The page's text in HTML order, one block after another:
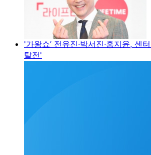
'가왕쇼’ 전유진·박서진·홍지윤, 센
탈전'